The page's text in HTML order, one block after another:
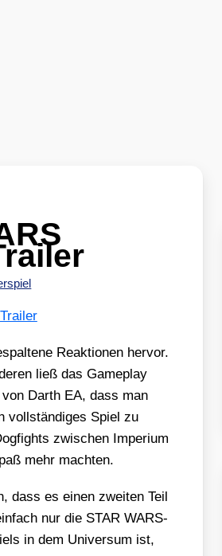
Trailer
Reak­tio­nen her­vor.
ließ das Game­play
Darth EA, dass man
voll­stän­di­ges Spiel zu
zwi­schen Impe­ri­um
mehr mach­ten.
dass es einen zwei­ten Teil
nur die STAR WARS-
in dem Uni­ver­sum ist,